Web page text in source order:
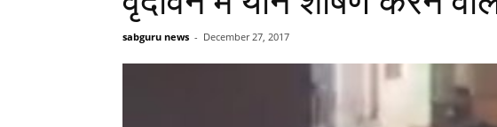
sabguru news - December 27, 2017